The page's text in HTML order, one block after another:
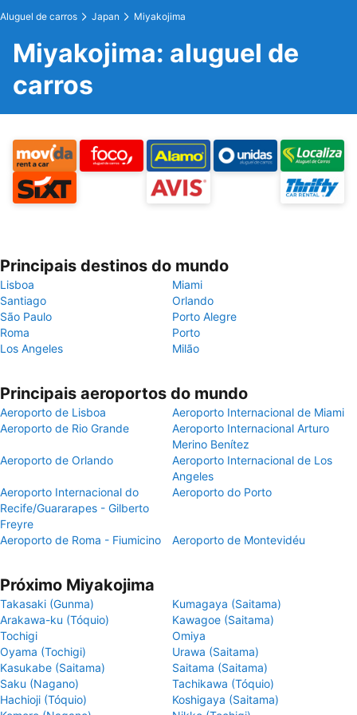
Aluguel de carros Japan Miyakojima
Miyakojima: aluguel de
carros
Principais destinos do mundo
Lisboa
Miami
Santiago
Orlando
São Paulo
Porto Alegre
Roma
Porto
Los Angeles
Milão
Principais aeroportos do mundo
Aeroporto de Lisboa
Aeroporto Internacional de Miami
Aeroporto de Rio Grande
Aeroporto Internacional Arturo
Merino Benítez
Aeroporto de Orlando
Aeroporto Internacional de Los
Angeles
Aeroporto Internacional do
Recife/Guararapes - Gilberto
Freyre
Aeroporto do Porto
Aeroporto de Roma - Fiumicino Aeroporto de Montevidéu
Próximo Miyakojima
Takasaki (Gunma)
Kumagaya (Saitama)
Arakawa-ku (Tóquio)
Kawagoe (Saitama)
Tochigi
Omiya
Oyama (Tochigi)
Urawa (Saitama)
Kasukabe (Saitama)
Saitama (Saitama)
Saku (Nagano)
Tachikawa (Tóquio)
Hachioji (Tóquio)
Koshigaya (Saitama)